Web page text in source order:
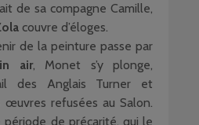
de sa compagne Camille,
couvre d’éloges.
de la peinture passe par
air, Monet s’y plonge,
des Anglais Turner et
refusées au Salon.
période de précarité, qui le